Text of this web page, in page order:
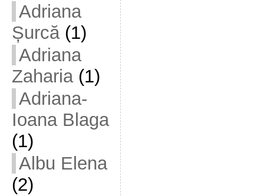
Adriana
Șurcă(1)
Adriana
Zaharia(1)
Adriana-
Ioana Blaga
(1)
Albu Elena
(2)